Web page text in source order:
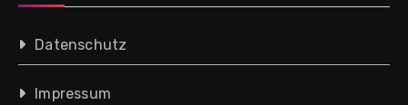
Datenschutz
Impressum